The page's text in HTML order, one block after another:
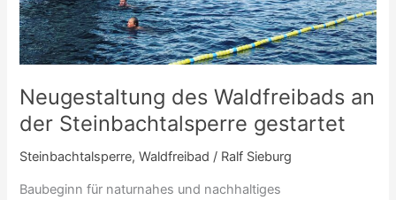
Neugestaltung des Waldfreibads an
der Steinbachtalsperre gestartet
Steinbachtalsperre,Waldfreibad / Ralf Sieburg
Baubeginn für naturnahes und nachhaltiges